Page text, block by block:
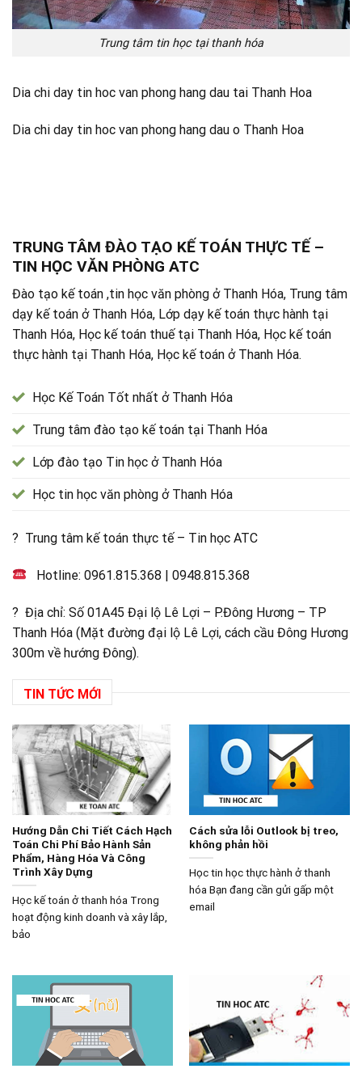
Trung tâm tin học tại thanh hóa
Dia chi day tin hoc van phong hang dau tai Thanh Hoa
Dia chi day tin hoc van phong hang dau o Thanh Hoa
TRUNG TÂM ĐÀO TẠO KẾ TOÁN THỰC TẾ –
TIN HỌC VĂN PHÒNG ATC
Đào tạo kế toán ,tin học văn phòng ở Thanh Hóa, Trung tâm
dạy kế toán ở Thanh Hóa, Lớp dạy kế toán thực hành tại
Thanh Hóa, Học kế toán thuế tại Thanh Hóa, Học kế toán
thực hành tại Thanh Hóa, Học kế toán ở Thanh Hóa.
Học Kế Toán Tốt nhất ở Thanh Hóa
Trung tâm đào tạo kế toán tại Thanh Hóa
Lớp đào tạo Tin học ở Thanh Hóa
Học tin học văn phòng ở Thanh Hóa
? Trung tâm kế toán thực tế – Tin học ATC
Hotline:0961.815.368 |0948.815.368
? Địa chỉ: Số 01A45 Đại lộ Lê Lợi – P.Đông Hương – TP
Thanh Hóa (Mặt đường đại lộ Lê Lợi, cách cầu Đông Hương
300m về hướng Đông).
TIN TỨC MỚI
Hướng Dẫn Chi Tiết Cách Hạch
Toán Chi Phí Bảo Hành Sản
Phẩm, Hàng Hóa Và Công
Trình Xây Dựng
Học kế toán ở thanh hóa Trong
hoạt động kinh doanh và xây lắp,
bảo
Cách sửa lỗi Outlook bị treo,
không phản hồi
Học tin học thực hành ở thanh
hóa Bạn đang cần gửi gấp một
email